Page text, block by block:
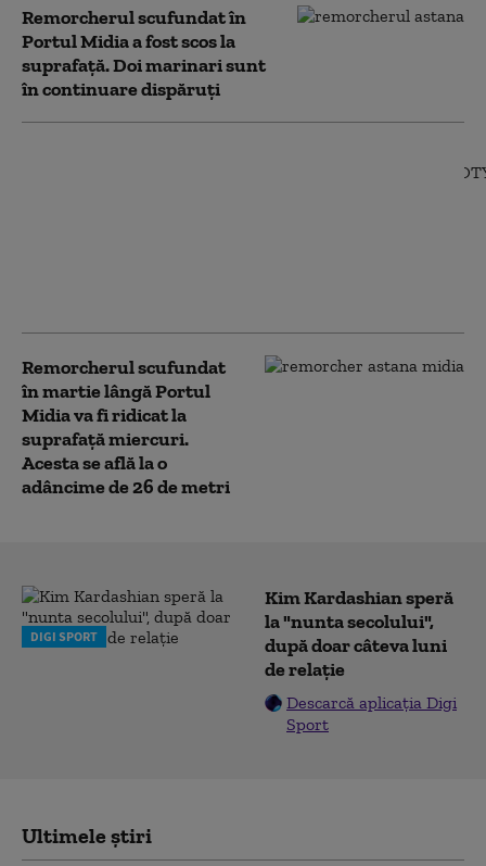
Remorcherul scufundat în
Portul Midia a fost scos la
suprafață. Doi marinari sunt
în continuare dispăruţi
Remorcherul scufundat
în martie lângă Portul
Midia va fi ridicat la
suprafaţă miercuri.
Acesta se află la o
adâncime de 26 de metri
DIGI SPORT
Kim Kardashian speră
la "nunta secolului",
după doar câteva luni
de relație
Descarcă aplicația Digi
Sport
Ultimele știri